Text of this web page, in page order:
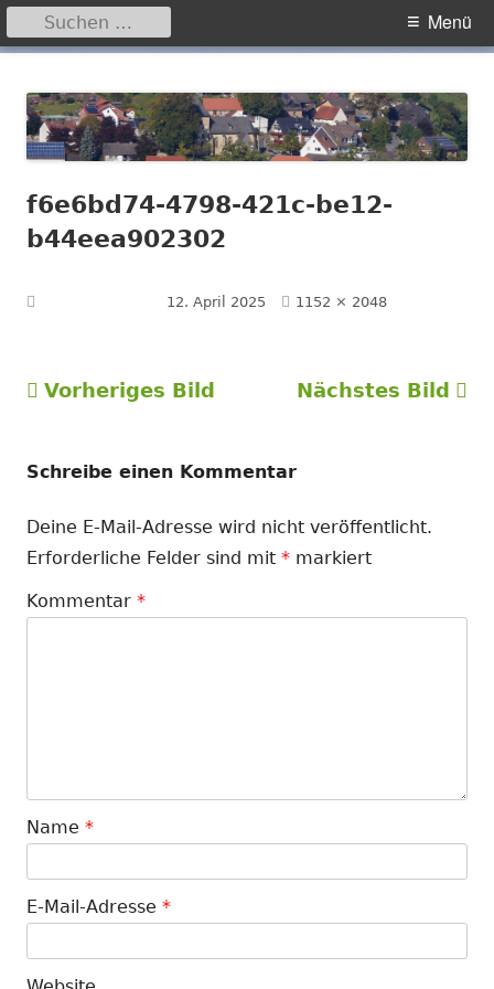
zum
Inhalt
Primäres
Menü
Suchen
nach:
f6e6bd74-4798-421c-be12-
b44eea902302
12. April 2025 Volle
1152 × 2048
Vorheriges Bild Nächstes Bild
Schreibe einen Kommentar
Deine E-Mail-Adresse wird nicht veröffentlicht.
Erforderliche Felder sind mit * markiert
Kommentar *
Name *
E-Mail-Adresse *